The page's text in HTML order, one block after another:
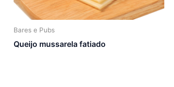
Bares e Pubs
Queijo mussarela fatiado